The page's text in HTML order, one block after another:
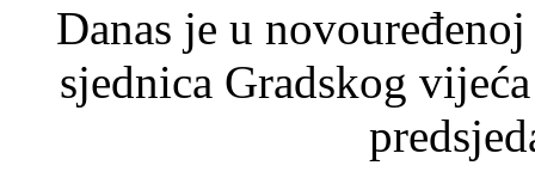
Danas je u
sjednica Gradskog